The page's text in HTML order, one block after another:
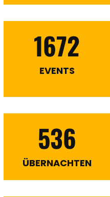
1672
EVENTS
536
ÜBERNACHTEN